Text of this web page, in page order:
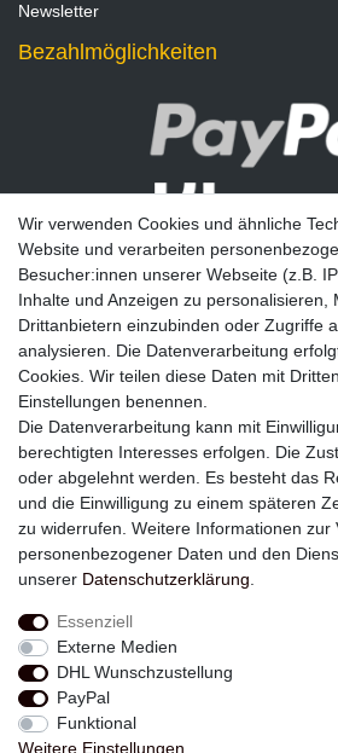
Newsletter
Bezahlmöglichkeiten
Newsletter
E-MAIL **
Einwilligung kann ich jederzeit widerrufen.**
Abonnieren
Widerrufs­recht Widerrufs­formular
Daten­schutz­erklärung
Wir verwenden Cookies und ähnliche
Website und verarbeiten
Besucher:innen unserer Webseite (z.B.
Inhalte und Anzeigen zu personalisieren,
Drittanbietern einzubinden oder Zugriffe
analysieren. Die Datenverarbeitung
Cookies. Wir teilen diese Daten mit
Einstellungen benennen.
Die Datenverarbeitung kann mit
berechtigten Interesses erfolgen. Die
oder abgelehnt werden. Es besteht das
und die Einwilligung zu einem späteren
zu widerrufen. Weitere Informationen zur
personenbezogener Daten und den
unserer Daten­schutz­erklärung
Essenziell
Externe Medien
DHL Wunschzustellung
PayPal
Funktional
Weitere Einstellungen